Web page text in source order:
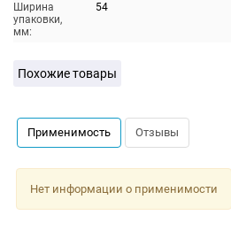
Ширина
упаковки,
мм:
54
Похожие товары
Применимость Отзывы
Нет информации о применимости